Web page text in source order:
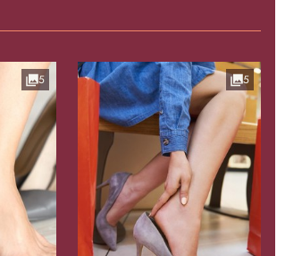
5 5